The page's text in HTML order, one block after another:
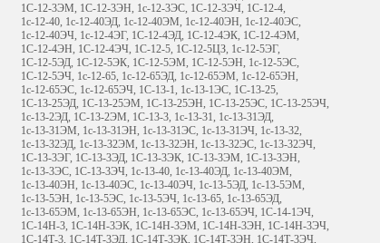
1С-12-3ЭМ, 1С-12-3ЭН, 1с-12-3ЭС, 1С-12-3ЭЧ, 1С-12-4,
1с-12-40, 1с-12-40ЭД, 1с-12-40ЭМ, 1с-12-40ЭН, 1с-12-40ЭС,
1с-12-40ЭЧ, 1с-12-4ЭГ, 1С-12-4ЭД, 1С-12-4ЭК, 1С-12-4ЭМ,
1С-12-4ЭН, 1С-12-4ЭЧ, 1С-12-5, 1С-12-5ЦЗ, 1с-12-5ЭГ,
1С-12-5ЭД, 1С-12-5ЭК, 1С-12-5ЭМ, 1С-12-5ЭН, 1с-12-5ЭС,
1С-12-5ЭЧ, 1с-12-65, 1с-12-65ЭД, 1с-12-65ЭМ, 1с-12-65ЭН,
1с-12-65ЭС, 1с-12-65ЭЧ, 1С-13-1, 1с-13-1ЭС, 1С-13-25,
1С-13-25ЭД, 1С-13-25ЭМ, 1С-13-25ЭН, 1С-13-25ЭС, 1С-13-25ЭЧ,
1с-13-2ЭД, 1С-13-2ЭМ, 1С-13-3, 1с-13-31, 1с-13-31ЭД,
1с-13-31ЭМ, 1с-13-31ЭН, 1с-13-31ЭС, 1с-13-31ЭЧ, 1с-13-32,
1с-13-32ЭД, 1с-13-32ЭМ, 1с-13-32ЭН, 1с-13-32ЭС, 1с-13-32ЭЧ,
1С-13-3ЭГ, 1С-13-3ЭД, 1С-13-3ЭК, 1С-13-3ЭМ, 1С-13-3ЭН,
1с-13-3ЭС, 1С-13-3ЭЧ, 1с-13-40, 1с-13-40ЭД, 1с-13-40ЭМ,
1с-13-40ЭН, 1с-13-40ЭС, 1с-13-40ЭЧ, 1с-13-5ЭД, 1с-13-5ЭМ,
1с-13-5ЭН, 1с-13-5ЭС, 1с-13-5ЭЧ, 1с-13-65, 1с-13-65ЭД,
1с-13-65ЭМ, 1с-13-65ЭН, 1с-13-65ЭС, 1с-13-65ЭЧ, 1С-14-1ЭЧ,
1С-14Н-3, 1С-14Н-3ЭК, 1С-14Н-3ЭМ, 1С-14Н-3ЭН, 1С-14Н-3ЭЧ,
1С-14Т-3, 1С-14Т-3ЭД, 1С-14Т-3ЭК, 1С-14Т-3ЭН, 1С-14Т-3ЭЧ,